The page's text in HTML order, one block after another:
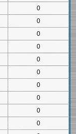
0
0
0
0
0
0
0
0
0
0